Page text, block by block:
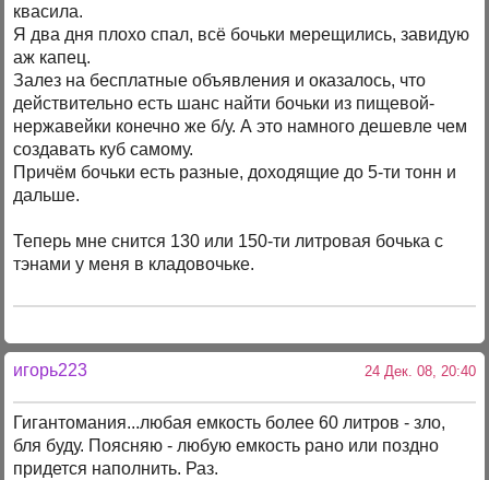
квасила.
Я два дня плохо спал, всё бочьки мерещились, завидую
аж капец.
Залез на бесплатные объявления и оказалось, что
действительно есть шанс найти бочьки из пищевой-
нержавейки конечно же б/у. А это намного дешевле чем
создавать куб самому.
Причём бочьки есть разные, доходящие до 5-ти тонн и
дальше.
Теперь мне снится 130 или 150-ти литровая бочька с
тэнами у меня в кладовочьке.
игорь223 24 Дек. 08, 20:40
Гигантомания...любая емкость более 60 литров - зло,
бля буду. Поясняю - любую емкость рано или поздно
придется наполнить. Раз.